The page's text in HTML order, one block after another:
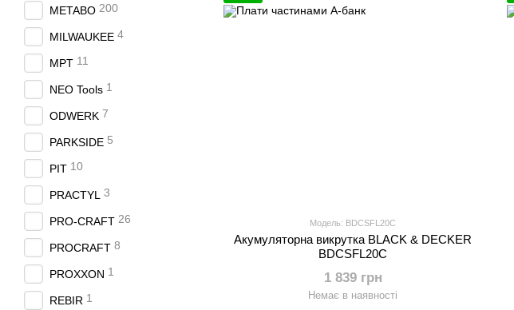
Модель: BDCSFL20C
Акумуляторна викрутка BLACK & DECKER
BDCSFL20C
1 839 грн
Немає в наявності
METABO 200
MILWAUKEE 4
MPT 11
NEO Tools 1
ODWERK 7
PARKSIDE 5
PIT 10
PRACTYL 3
PRO-CRAFT 26
PROCRAFT 8
PROXXON 1
REBIR 1